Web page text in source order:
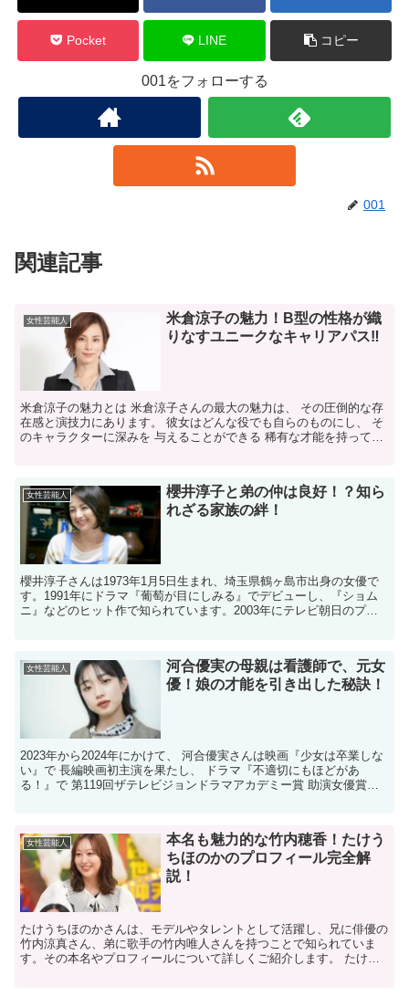
Pocket LINE コピー
001をフォローする
001
関連記事
女性芸能人
米倉涼子の魅力！B型の性格が織
りなすユニークなキャリアパス‼
米倉涼子の魅力とは 米倉涼子さんの最大の魅力は、 その圧倒的な存
在感と演技力にあります。 彼女はどんな役でも自らのものにし、 そ
のキャラクターに深みを 与えることができる 稀有な才能を持ってい
女性芸能人
櫻井淳子と弟の仲は良好！？知ら
れざる家族の絆！
櫻井淳子さんは1973年1月5日生まれ、埼玉県鶴ヶ島市出身の女優で
す。1991年にドラマ『葡萄が目にしみる』でデビューし、『ショム
ニ』などのヒット作で知られています。2003年にテレビ朝日のプロ
女性芸能人
河合優実の母親は看護師で、元女
優！娘の才能を引き出した秘訣！
2023年から2024年にかけて、 河合優実さんは映画『少女は卒業しな
い』で 長編映画初主演を果たし、 ドラマ『不適切にもほどがあ
る！』で 第119回ザテレビジョンドラマアカデミー賞 助演女優賞を
女性芸能人
本名も魅力的な竹内穂香！たけう
ちほのかのプロフィール完全解
説！
たけうちほのかさんは、モデルやタレントとして活躍し、兄に俳優の
竹内涼真さん、弟に歌手の竹内唯人さんを持つことで知られていま
す。その本名やプロフィールについて詳しくご紹介します。 たけう